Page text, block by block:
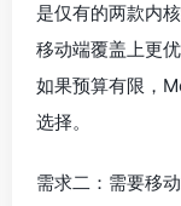
是仅有的两款内
移动端覆盖上更
如果预算有限，
选择。
需求二：需要移